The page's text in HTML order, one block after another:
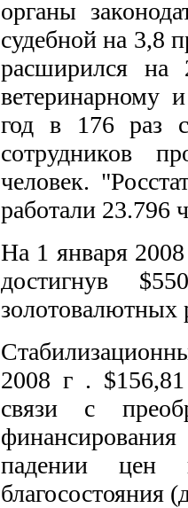
органы
судебной на 3,8
расширился на
ветеринарному
год в 176 раз
сотрудников
человек.
работали 23.796
На 1 января
достигнув
золотовалютных
2008 г .
связи с
падении цен
благосостояния